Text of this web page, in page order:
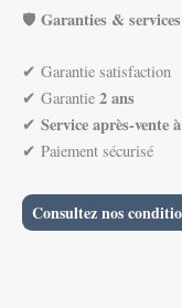
🛡️ Garanties & services
✔ Garantie satisfaction
✔ Garantie 2 ans
✔ Service après-vente
✔ Paiement sécurisé
Consultez nos